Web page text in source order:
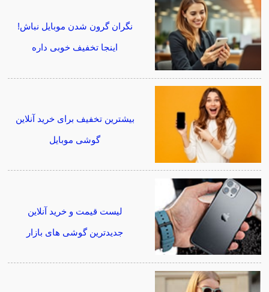
نگران گرون شدن موبایل نباش!
اینجا تخفیف خوبی داره
بیشترین تخفیف برای خرید آنلاین
گوشی موبایل
لیست قیمت و خرید آنلاین
جدیدترین گوشی های بازار